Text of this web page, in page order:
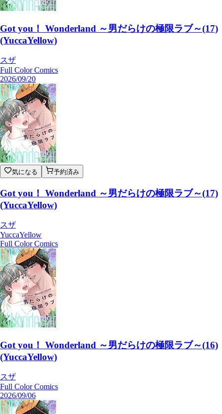
Got you！ Wonderland ～男だらけの極限ラブ～(17)
(YuccaYellow)
スザ
Full Color Comics
2026/09/20
気になる 予約済み
Got you！ Wonderland ～男だらけの極限ラブ～(17)
(YuccaYellow)
スザ
YuccaYellow
Full Color Comics
Got you！ Wonderland ～男だらけの極限ラブ～(16)
(YuccaYellow)
スザ
Full Color Comics
2026/09/06